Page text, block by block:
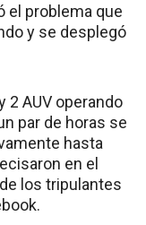
el problema que
y se desplegó
2 AUV operando
par de horas se
hasta
en el
los tripulantes